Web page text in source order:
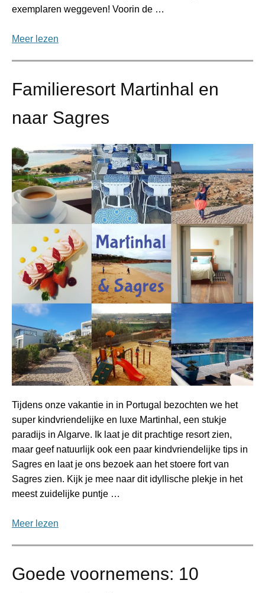
exemplaren weggeven! Voorin de …
Meer lezen
Familieresort Martinhal en
naar Sagres
Tijdens onze vakantie in in Portugal bezochten we het
super kindvriendelijke en luxe Martinhal, een stukje
paradijs in Algarve. Ik laat je dit prachtige resort zien,
maar geef natuurlijk ook een paar kindvriendelijke tips in
Sagres en laat je ons bezoek aan het stoere fort van
Sagres zien. Kijk je mee naar dit idyllische plekje in het
meest zuidelijke puntje …
Meer lezen
Goede voornemens: 10